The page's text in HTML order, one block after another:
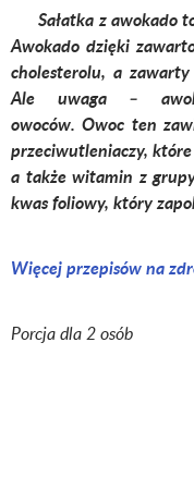
Sałatka z awokado
Awokado dzięki
cholesterolu, a
Ale uwaga –
owoców. Owoc ten
przeciwutleniaczy,
a także witamin z
kwas foliowy, który
Więcej przepisów na
Porcja dla 2 osób